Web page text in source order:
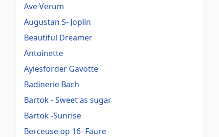
Ave Verum
Augustan S- Joplin
Beautiful Dreamer
Antoinette
Aylesforder Gavotte
Badinerie Bach
Bartok - Sweet as sugar
Bartok -Sunrise
Berceuse op 16- Faure